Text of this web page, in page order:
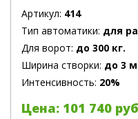
Артикул: 414
Тип автоматики: для
Для ворот: до 300 кг.
Ширина створки: до 3
Интенсивность: 20%
Цена: 101 740